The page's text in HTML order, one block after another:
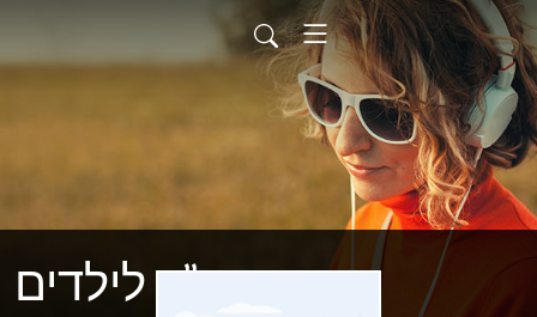
סיפורי תנ”ך לילדים